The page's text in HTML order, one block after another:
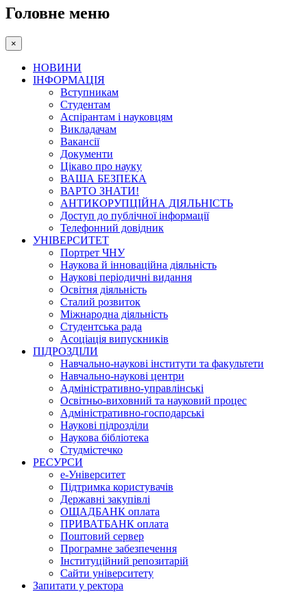
Головне меню
×
НОВИНИ
ІНФОРМАЦІЯ
Вступникам
Студентам
Аспірантам і науковцям
Викладачам
Вакансії
Документи
Цікаво про науку
ВАША БЕЗПЕКА
ВАРТО ЗНАТИ!
АНТИКОРУПЦІЙНА ДІЯЛЬНІСТЬ
Доступ до публічної інформації
Телефонний довідник
УНІВЕРСИТЕТ
Портрет ЧНУ
Наукова й інноваційна діяльність
Наукові періодичні видання
Освітня діяльність
Сталий розвиток
Міжнародна діяльність
Студентська рада
Асоціація випускників
ПІДРОЗДІЛИ
Навчально-наукові інститути та факультети
Навчально-наукові центри
Адміністративно-управлінські
Освітньо-виховний та науковий процес
Адміністративно-господарські
Наукові підрозділи
Наукова бібліотека
Студмістечко
РЕСУРСИ
е-Університет
Підтримка користувачів
Державні закупівлі
ОЩАДБАНК оплата
ПРИВАТБАНК оплата
Поштовий сервер
Програмне забезпечення
Інституційний репозитарій
Сайти університету
Запитати у ректора